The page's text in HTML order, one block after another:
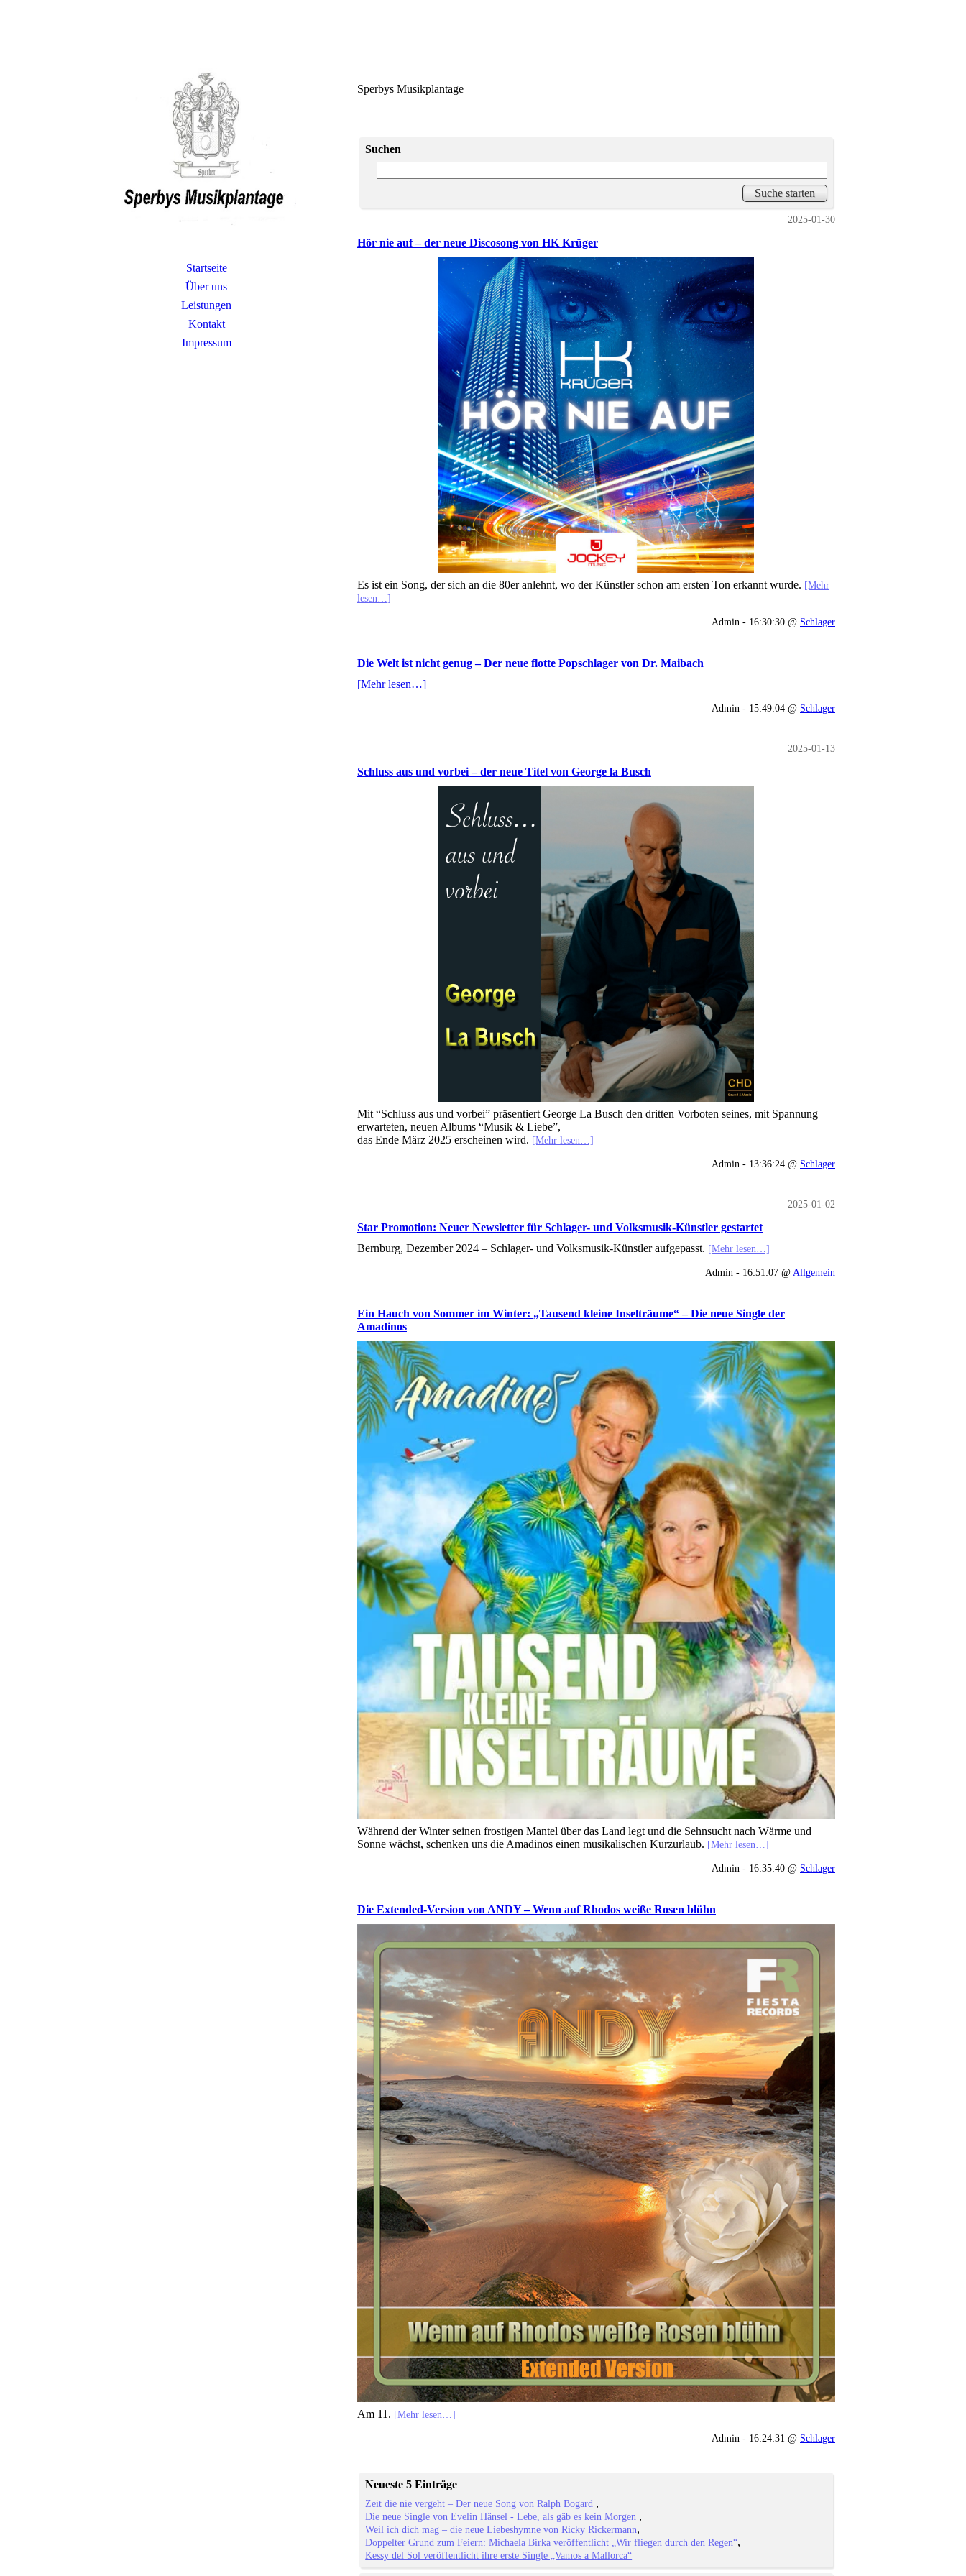
Startseite
Über uns
Leistungen
Kontakt
Impressum
Sperbys Musikplantage
Suchen
2025-01-30
Hör nie auf – der neue Discosong von HK Krüger
Es ist ein Song, der sich an die 80er anlehnt, wo der Künstler schon am ersten Ton erkannt wurde. [Mehr
lesen…]
Admin - 16:30:30 @ Schlager
Die Welt ist nicht genug – Der neue flotte Popschlager von Dr. Maibach
[Mehr lesen…]
Admin - 15:49:04 @ Schlager
2025-01-13
Schluss aus und vorbei – der neue Titel von George la Busch
Mit “Schluss aus und vorbei” präsentiert George La Busch den dritten Vorboten seines, mit Spannung
erwarteten, neuen Albums “Musik & Liebe”,
das Ende März 2025 erscheinen wird. [Mehr lesen…]
Admin - 13:36:24 @ Schlager
2025-01-02
Star Promotion: Neuer Newsletter für Schlager- und Volksmusik-Künstler gestartet
Bernburg, Dezember 2024 – Schlager- und Volksmusik-Künstler aufgepasst. [Mehr lesen…]
Admin - 16:51:07 @ Allgemein
Ein Hauch von Sommer im Winter: „Tausend kleine Inselträume“ – Die neue Single der
Amadinos
Während der Winter seinen frostigen Mantel über das Land legt und die Sehnsucht nach Wärme und
Sonne wächst, schenken uns die Amadinos einen musikalischen Kurzurlaub. [Mehr lesen…]
Admin - 16:35:40 @ Schlager
Die Extended-Version von ANDY – Wenn auf Rhodos weiße Rosen blühn
Am 11. [Mehr lesen…]
Admin - 16:24:31 @ Schlager
Neueste 5 Einträge
Zeit die nie vergeht – Der neue Song von Ralph Bogard
Die neue Single von Evelin Hänsel - Lebe, als gäb es kein Morgen
Weil ich dich mag – die neue Liebeshymne von Ricky Rickermann
Doppelter Grund zum Feiern: Michaela Birka veröffentlicht „Wir fliegen durch den Regen“
Kessy del Sol veröffentlicht ihre erste Single „Vamos a Mallorca“